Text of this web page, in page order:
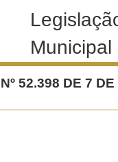
Municipal
52.398 DE 7